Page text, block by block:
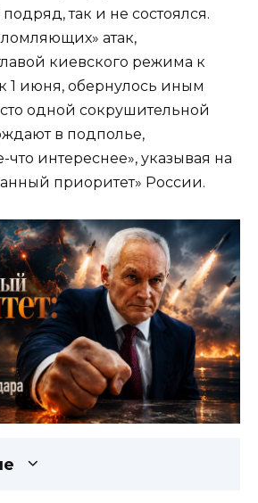
так и не состоялся.
атак,
киевского режима к
1 июня, обернулось иным
одной сокрушительной
в подполье,
что интереснее», указывая на
приоритет» России.